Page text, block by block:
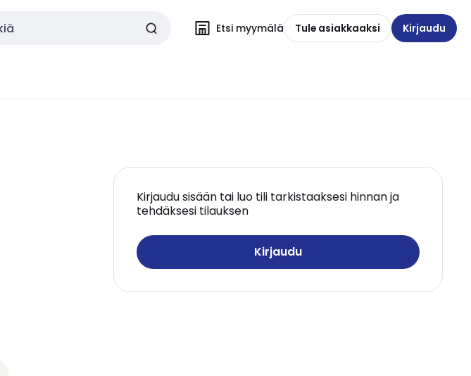
Etsi myymälä Tule asiakkaaksi Kirjaudu
Kirjaudu sisään tai luo tili tarkistaaksesi hinnan ja
tehdäksesi tilauksen
Kirjaudu